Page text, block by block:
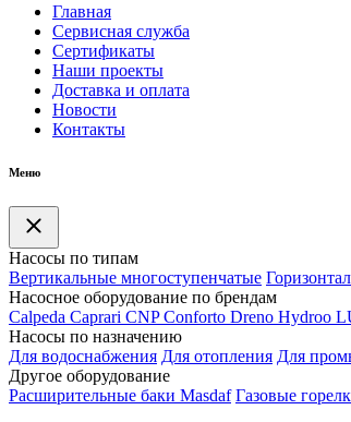
Главная
Сервисная служба
Сертификаты
Наши проекты
Доставка и оплата
Новости
Контакты
Меню
Насосы по типам
Вертикальные многоступенчатые
Насосное оборудование по брендам
Calpeda Caprari CNP Conforto Dreno Hydroo
Насосы по назначению
Для водоснабжения Для отопления Для
Другое оборудование
Расширительные баки Masdaf Газовые